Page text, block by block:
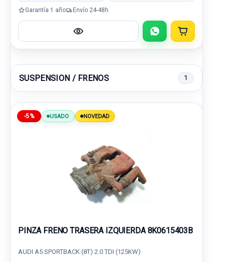
Garantía 1 año Envío 24-48h
SUSPENSION / FRENOS 1
-5% USADO NOVEDAD
PINZA FRENO TRASERA IZQUIERDA 8K0615403B
AUDI A5 SPORTBACK (8T) 2.0 TDI (125KW)